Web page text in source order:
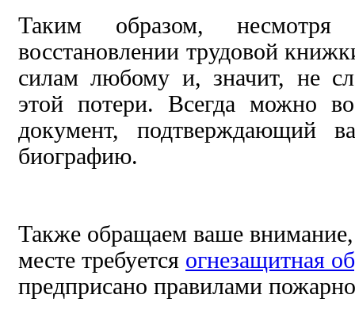
Таким образом,
восстановлении трудовой
силам любому и, значит, не
этой потери.
Всегда можно
документ, подтверждающий
биографию.
Также обращаем ваше внимание,
месте требуется огнезащитная
предприсано правилами